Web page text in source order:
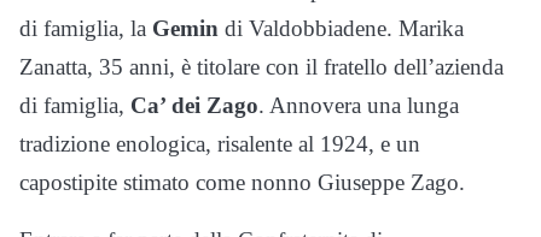
di famiglia, la Gemin di Valdobbiadene. Marika
Zanatta, 35 anni, è titolare con il fratello dell’azienda
di famiglia, Ca’ dei Zago. Annovera una lunga
tradizione enologica, risalente al 1924, e un
capostipite stimato come nonno Giuseppe Zago.